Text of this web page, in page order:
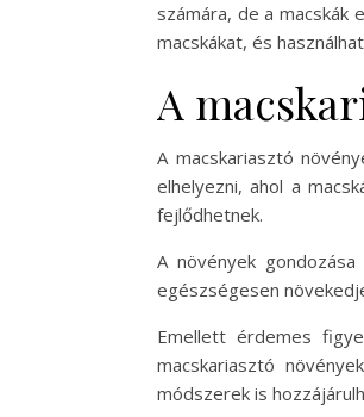
számára, de a macskák
macskákat, és
A
A macskariasztó
elhelyezni, ahol a
fejlődhetnek.
A növények
egészségesen
Emellett érdemes
macskariasztó
módszerek is